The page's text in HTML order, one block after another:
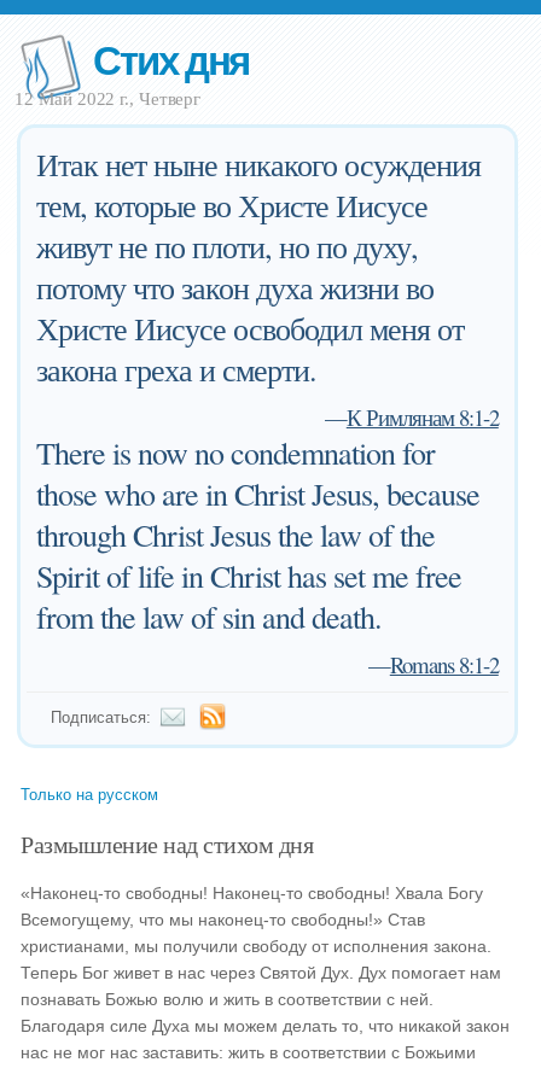
Стих дня
12 Май 2022 г., Четверг
Итак нет ныне никакого осуждения
тем, которые во Христе Иисусе
живут не по плоти, но по духу,
потому что закон духа жизни во
Христе Иисусе освободил меня от
закона греха и смерти.
—К Римлянам 8:1-2
There is now no condemnation for
those who are in Christ Jesus, because
through Christ Jesus the law of the
Spirit of life in Christ has set me free
from the law of sin and death.
—Romans 8:1-2
Подписаться:
Только на русском
Размышление над стихом дня
«Наконец-то свободны! Наконец-то свободны! Хвала Богу
Всемогущему, что мы наконец-то свободны!» Став
христианами, мы получили свободу от исполнения закона.
Теперь Бог живет в нас через Святой Дух. Дух помогает нам
познавать Божью волю и жить в соответствии с ней.
Благодаря силе Духа мы можем делать то, что никакой закон
нас не мог нас заставить: жить в соответствии с Божьими